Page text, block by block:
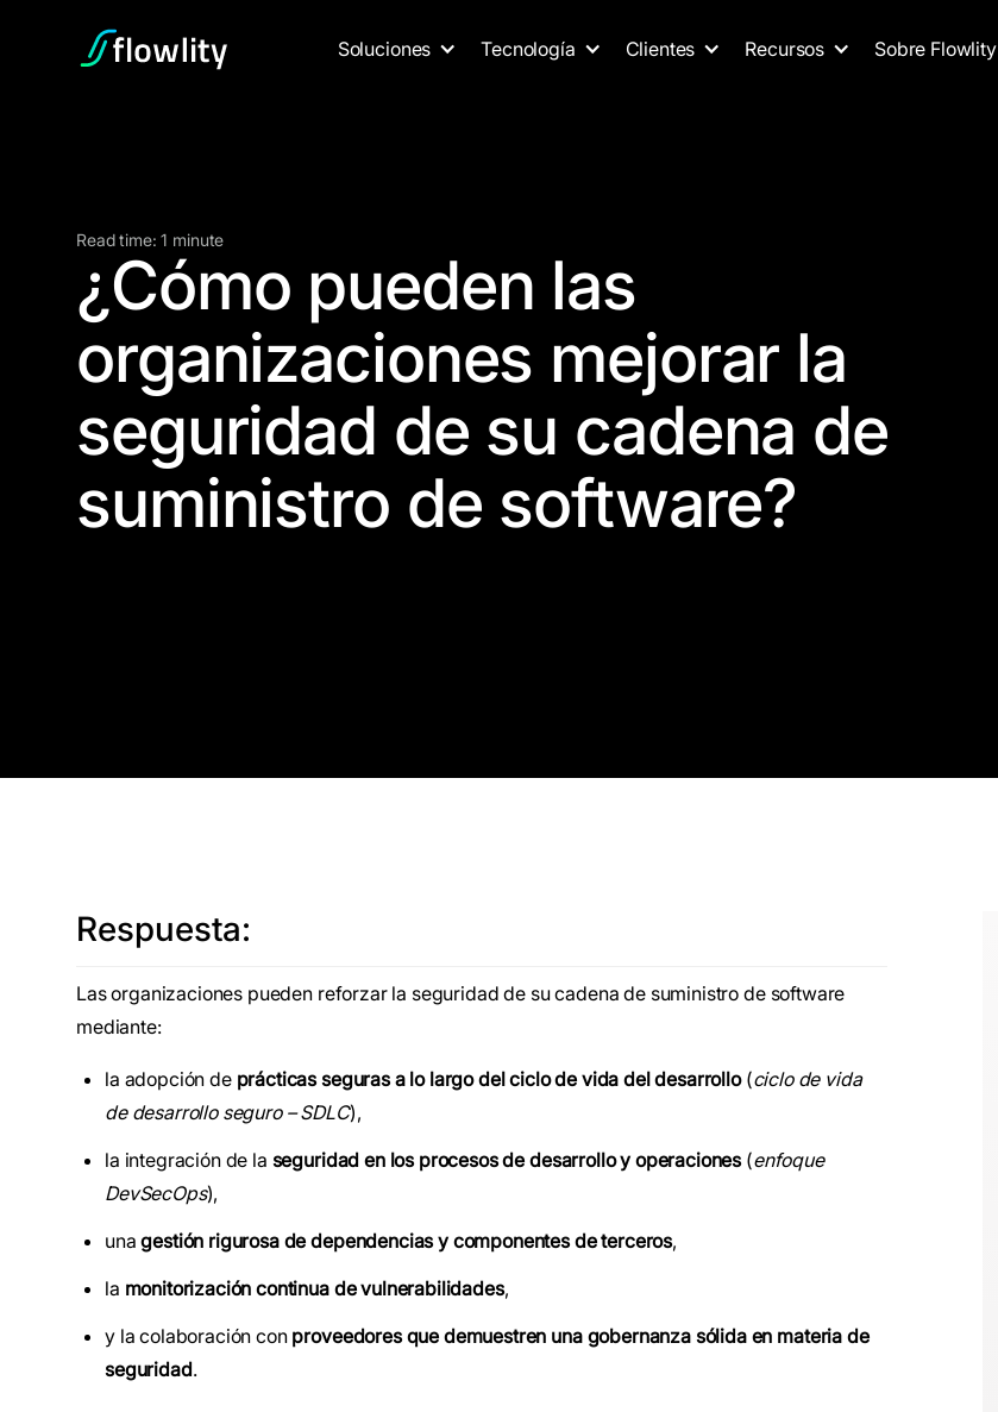
Soluciones Tecnología Clientes Recursos Sobre Flowlity
Read time: 1 minute
¿Cómo pueden las
organizaciones mejorar la
seguridad de su cadena de
suministro de software?
Respuesta:
Las organizaciones pueden reforzar la seguridad de su cadena de suministro de software
mediante:
la adopción de prácticas seguras a lo largo del ciclo de vida del desarrollo(ciclo de vida
de desarrollo seguro – SDLC),
la integración de la seguridad en los procesos de desarrollo y operaciones(enfoque
DevSecOps),
unagestión rigurosa de dependencias y componentes de terceros,
la monitorización continua de vulnerabilidades,
y la colaboración con proveedores que demuestren una gobernanza sólida en materia de
seguridad.